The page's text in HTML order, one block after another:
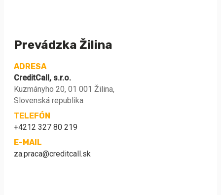
Prevádzka Žilina
ADRESA
CreditCall, s.r.o.
Kuzmányho 20, 01 001 Žilina,
Slovenská republika
TELEFÓN
+4212 327 80 219
E-MAIL
za.praca@creditcall.sk